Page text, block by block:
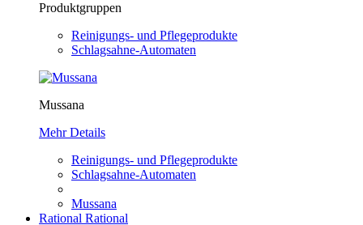
Produktgruppen
Reinigungs- und Pflegeprodukte
Schlagsahne-Automaten
Mussana
Mehr Details
Reinigungs- und Pflegeprodukte
Schlagsahne-Automaten
Mussana
Rational Rational